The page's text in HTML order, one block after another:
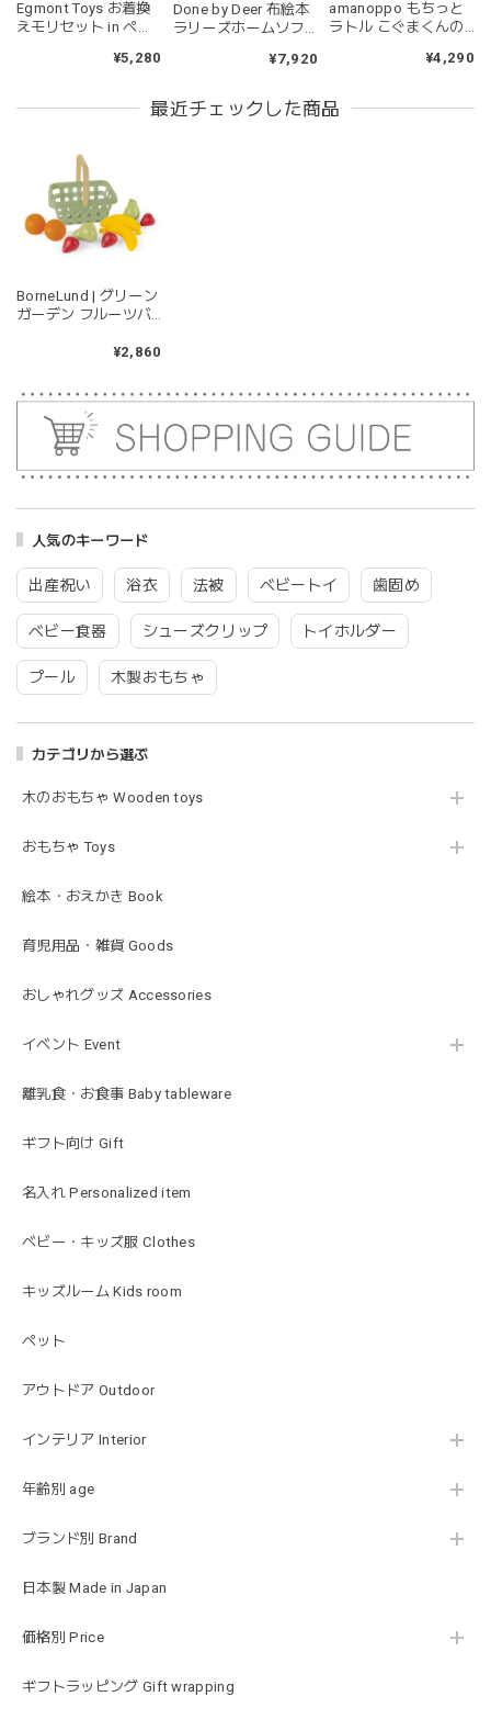
人気のキーワード
出産祝い 浴衣 法被 ベビートイ 歯固め
ベビー食器 シューズクリップ トイホルダー
プール 木製おもちゃ
カテゴリから選ぶ
木のおもちゃ Wooden toys
おもちゃ Toys
絵本・おえかき Book
育児用品・雑貨 Goods
おしゃれグッズ Accessories
イベント Event
離乳食・お食事 Baby tableware
ギフト向け Gift
名入れ Personalized item
ベビー・キッズ服 Clothes
キッズルーム Kids room
ペット
アウトドア Outdoor
インテリア Interior
年齢別 age
ブランド別 Brand
日本製 Made in Japan
価格別 Price
ギフトラッピング Gift wrapping
マグカップ BEANS 2 美濃焼 日本製 コーヒー豆柄
2026/06/17
pink
2026/04/24
いてくれます。舐めるのはもちろん、掲げてみたりいろんな
遊び方をしています。見た目が可愛いので遊んでいる姿もと
ったり除菌できたり常に清潔に保てるのも嬉しいです。
moca
じゃぶじゃぶ洗うことができないため衛生面は若干気になり
ますが、見た目が可愛くて満足です。
gray
2026/03/26
したがかわいいので問題なし^ ^ありがとうございました♡
blanco | blanket clip ブランケットクリップ Lサイズ 21cmｘ6cm レザー ブランコ
2026/02/21
きょうりゅう/K60-141
この度は迅速丁寧な対応をありがとうございました(^^) 梱包
2026/01/19
発送も早くてありがたかったです！
愛いです！
可愛いファーストトイが届きました！ ありがとうございま
Egmont Toys お着換
えモリセット in ペー
Morrissette with
EGM700099 エグモン
¥5,280
Done by Deer 布絵本
ラリーズホームソフ
ド Lalee's home soft
ダンバイディア
¥7,920
amanoppo もちっと
ラトル こぐまくんの
¥4,290
最近チェックした商品
BorneLund | グリーン
ガーデン フルーツバ
BNL150058 ボーネル
¥2,860